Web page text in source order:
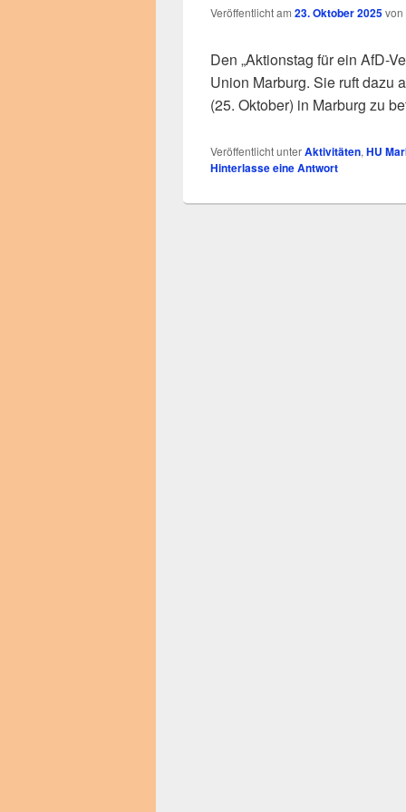
Veröffentlicht am 23. Oktober 2025von
Den „Aktionstag für ein AfD-
Union Marburg. Sie ruft dazu
(25. Oktober) in Marburg zu
Veröffentlicht unterAktivitäten, HU
Hinterlasse eine Antwort